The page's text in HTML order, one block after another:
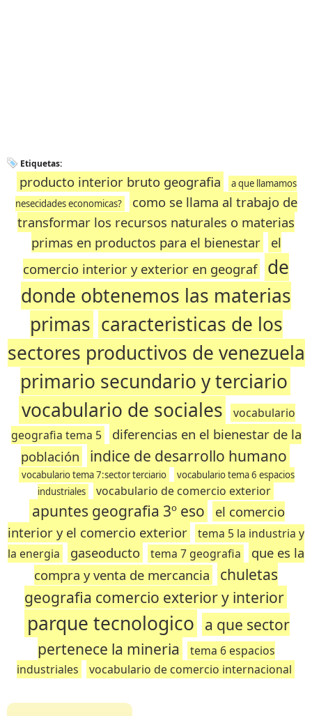
Etiquetas:
producto interior bruto geografia
a que llamamos
nesecidades economicas?
como se llama al trabajo de
transformar los recursos naturales o materias
primas en productos para el bienestar
el
comercio interior y exterior en geograf
de
donde obtenemos las materias
primas caracteristicas de los
sectores productivos de venezuela
primario secundario y terciario
vocabulario de sociales
vocabulario
geografia tema 5
diferencias en el bienestar de la
población
indice de desarrollo humano
vocabulario tema 7:sector terciario
vocabulario tema 6 espacios
industriales
vocabulario de comercio exterior
apuntes geografia 3º eso
el comercio
interior y el comercio exterior
tema 5 la industria y
la energia
gaseoducto tema 7 geografia
que es la
compra y venta de mercancia
chuletas
geografia comercio exterior y interior
parque tecnologico a que sector
pertenece la mineria
tema 6 espacios
industriales
vocabulario de comercio internacional